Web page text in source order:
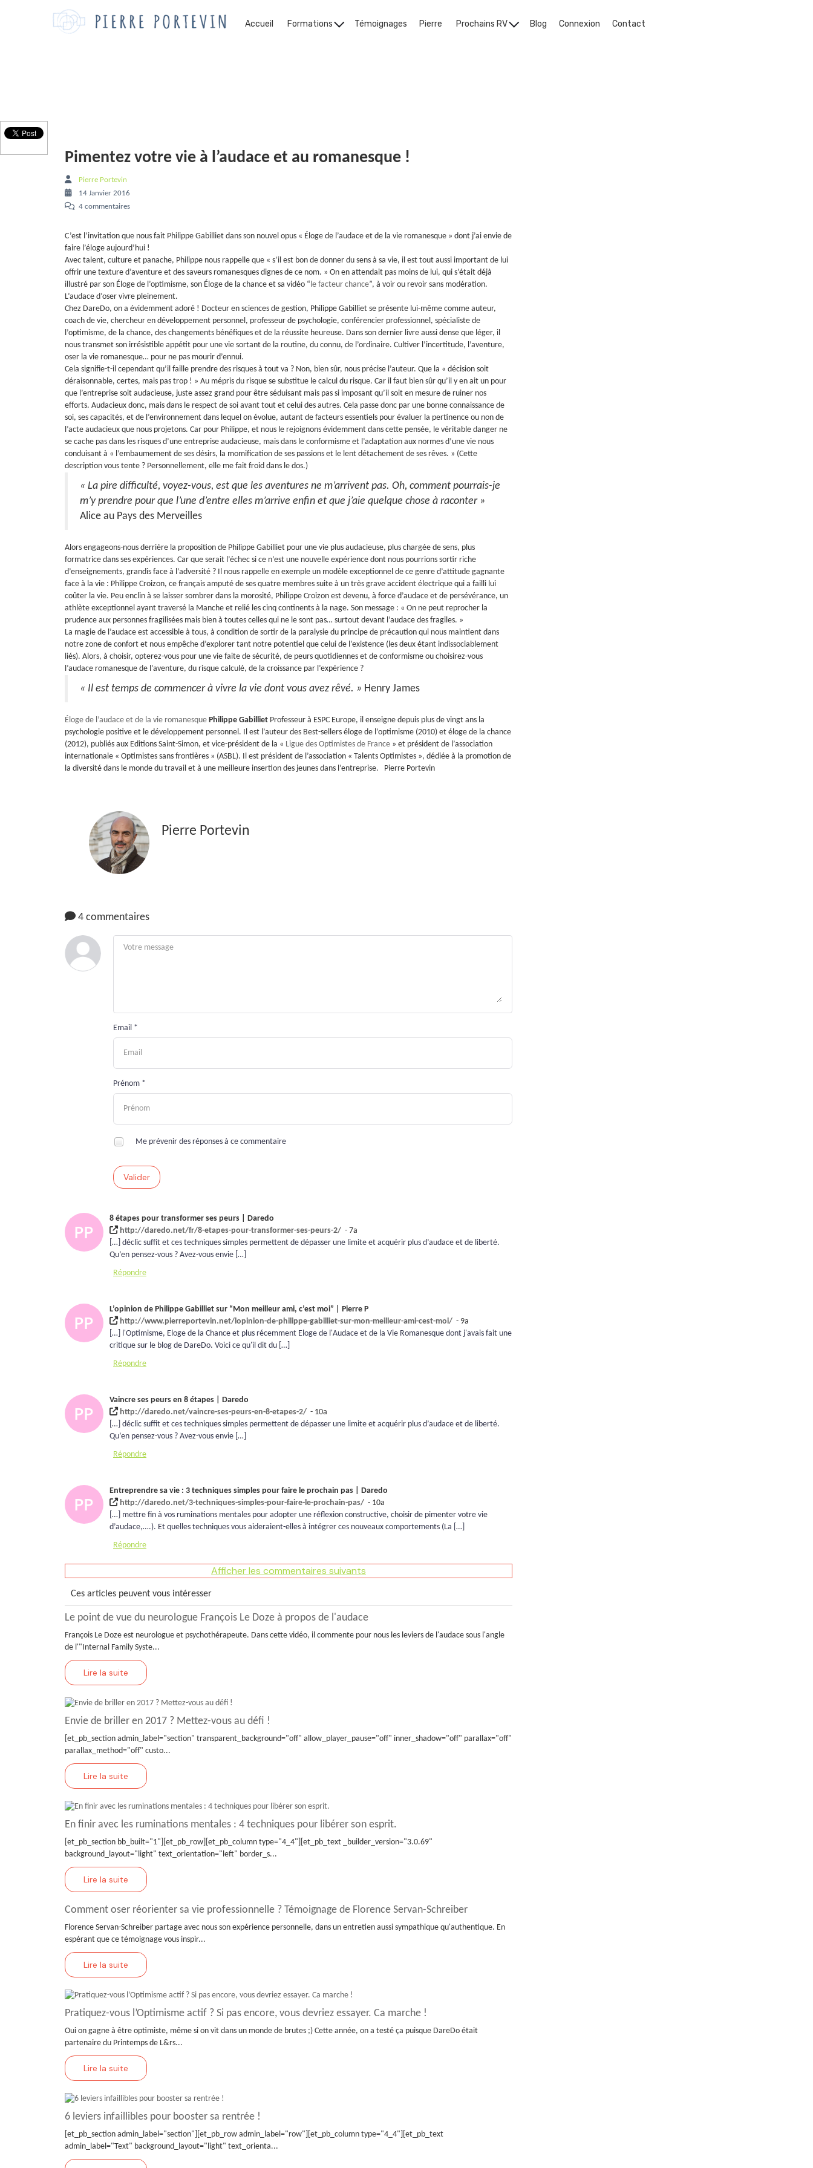
Accueil Formations Témoignages Pierre Prochains RV Blog Connexion Contact
Pimentez votre vie à l’audace et au romanesque !
Pierre Portevin
14 Janvier 2016
4 commentaires
C’est l’invitation que nous fait Philippe Gabilliet dans son nouvel opus « Éloge de l’audace et de la vie romanesque » dont j’ai envie de
faire l’éloge aujourd’hui !
Avec talent, culture et panache, Philippe nous rappelle que « s’il est bon de donner du sens à sa vie, il est tout aussi important de lui
offrir une texture d’aventure et des saveurs romanesques dignes de ce nom. » On en attendait pas moins de lui, qui s’était déjà
illustré par son Éloge de l’optimisme, son Éloge de la chance et sa vidéo “le facteur chance”, à voir ou revoir sans modération.
L’audace d’oser vivre pleinement.
Chez DareDo, on a évidemment adoré ! Docteur en sciences de gestion, Philippe Gabilliet se présente lui-même comme auteur,
coach de vie, chercheur en développement personnel, professeur de psychologie, conférencier professionnel, spécialiste de
l’optimisme, de la chance, des changements bénéfiques et de la réussite heureuse. Dans son dernier livre aussi dense que léger, il
nous transmet son irrésistible appétit pour une vie sortant de la routine, du connu, de l’ordinaire. Cultiver l’incertitude, l’aventure,
oser la vie romanesque… pour ne pas mourir d’ennui.
Cela signifie-t-il cependant qu’il faille prendre des risques à tout va ? Non, bien sûr, nous précise l’auteur. Que la « décision soit
déraisonnable, certes, mais pas trop ! » Au mépris du risque se substitue le calcul du risque. Car il faut bien sûr qu’il y en ait un pour
que l’entreprise soit audacieuse, juste assez grand pour être séduisant mais pas si imposant qu’il soit en mesure de ruiner nos
efforts. Audacieux donc, mais dans le respect de soi avant tout et celui des autres. Cela passe donc par une bonne connaissance de
soi, ses capacités, et de l’environnement dans lequel on évolue, autant de facteurs essentiels pour évaluer la pertinence ou non de
l’acte audacieux que nous projetons. Car pour Philippe, et nous le rejoignons évidemment dans cette pensée, le véritable danger ne
se cache pas dans les risques d’une entreprise audacieuse, mais dans le conformisme et l’adaptation aux normes d’une vie nous
conduisant à « l’embaumement de ses désirs, la momification de ses passions et le lent détachement de ses rêves. » (Cette
description vous tente ? Personnellement, elle me fait froid dans le dos.)
« La pire difficulté, voyez-vous, est que les aventures ne m’arrivent pas. Oh, comment pourrais-je
m’y prendre pour que l’une d’entre elles m’arrive enfin et que j’aie quelque chose à raconter »
Alice au Pays des Merveilles
Alors engageons-nous derrière la proposition de Philippe Gabilliet pour une vie plus audacieuse, plus chargée de sens, plus
formatrice dans ses expériences. Car que serait l’échec si ce n’est une nouvelle expérience dont nous pourrions sortir riche
d’enseignements, grandis face à l’adversité ? Il nous rappelle en exemple un modèle exceptionnel de ce genre d’attitude gagnante
face à la vie : Philippe Croizon, ce français amputé de ses quatre membres suite à un très grave accident électrique qui a failli lui
coûter la vie. Peu enclin à se laisser sombrer dans la morosité, Philippe Croizon est devenu, à force d’audace et de persévérance, un
athlète exceptionnel ayant traversé la Manche et relié les cinq continents à la nage. Son message : « On ne peut reprocher la
prudence aux personnes fragilisées mais bien à toutes celles qui ne le sont pas… surtout devant l’audace des fragiles. »
La magie de l’audace est accessible à tous, à condition de sortir de la paralysie du principe de précaution qui nous maintient dans
notre zone de confort et nous empêche d’explorer tant notre potentiel que celui de l’existence (les deux étant indissociablement
liés). Alors, à choisir, opterez-vous pour une vie faite de sécurité, de peurs quotidiennes et de conformisme ou choisirez-vous
l’audace romanesque de l’aventure, du risque calculé, de la croissance par l’expérience ?
« Il est temps de commencer à vivre la vie dont vous avez rêvé. » Henry James
Éloge de l’audace et de la vie romanesque Philippe Gabilliet Professeur à ESPC Europe, il enseigne depuis plus de vingt ans la
psychologie positive et le développement personnel. Il est l’auteur des Best-sellers éloge de l’optimisme (2010) et éloge de la chance
(2012), publiés aux Editions Saint-Simon, et vice-président de la « Ligue des Optimistes de France » et président de l’association
internationale « Optimistes sans frontières » (ASBL). Il est président de l’association « Talents Optimistes », dédiée à la promotion de
la diversité dans le monde du travail et à une meilleure insertion des jeunes dans l’entreprise. Pierre Portevin
Pierre Portevin
4 commentaires
Email *
Prénom *
Me prévenir des réponses à ce commentaire
Valider
8 étapes pour transformer ses peurs | Daredo
http://daredo.net/fr/8-etapes-pour-transformer-ses-peurs-2/ - 7a
[…] déclic suffit et ces techniques simples permettent de dépasser une limite et acquérir plus d’audace et de liberté.
Qu’en pensez-vous ? Avez-vous envie […]
Répondre
L’opinion de Philippe Gabilliet sur “Mon meilleur ami, c’est moi” | Pierre P
http://www.pierreportevin.net/lopinion-de-philippe-gabilliet-sur-mon-meilleur-ami-cest-moi/ - 9a
[…] l'Optimisme, Eloge de la Chance et plus récemment Eloge de l'Audace et de la Vie Romanesque dont j'avais fait une
critique sur le blog de DareDo. Voici ce qu'il dit du […]
Répondre
Vaincre ses peurs en 8 étapes | Daredo
http://daredo.net/vaincre-ses-peurs-en-8-etapes-2/ - 10a
[…] déclic suffit et ces techniques simples permettent de dépasser une limite et acquérir plus d’audace et de liberté.
Qu’en pensez-vous ? Avez-vous envie […]
Répondre
Entreprendre sa vie : 3 techniques simples pour faire le prochain pas | Daredo
http://daredo.net/3-techniques-simples-pour-faire-le-prochain-pas/ - 10a
[…] mettre fin à vos ruminations mentales pour adopter une réflexion constructive, choisir de pimenter votre vie
d’audace,….). Et quelles techniques vous aideraient-elles à intégrer ces nouveaux comportements (La […]
Répondre
Afficher les commentaires suivants
Ces articles peuvent vous intéresser
Le point de vue du neurologue François Le Doze à propos de l'audace
François Le Doze est neurologue et psychothérapeute. Dans cette vidéo, il commente pour nous les leviers de l'audace sous l'angle
de l'"Internal Family Syste...
Lire la suite
Envie de briller en 2017 ? Mettez-vous au défi !
[et_pb_section admin_label="section" transparent_background="off" allow_player_pause="off" inner_shadow="off" parallax="off"
parallax_method="off" custo...
Lire la suite
En finir avec les ruminations mentales : 4 techniques pour libérer son esprit.
[et_pb_section bb_built="1"][et_pb_row][et_pb_column type="4_4"][et_pb_text _builder_version="3.0.69"
background_layout="light" text_orientation="left" border_s...
Lire la suite
Comment oser réorienter sa vie professionnelle ? Témoignage de Florence Servan-Schreiber
Florence Servan-Schreiber partage avec nous son expérience personnelle, dans un entretien aussi sympathique qu'authentique. En
espérant que ce témoignage vous inspir...
Lire la suite
Pratiquez-vous l’Optimisme actif ? Si pas encore, vous devriez essayer. Ca marche !
Oui on gagne à être optimiste, même si on vit dans un monde de brutes ;) Cette année, on a testé ça puisque DareDo était
partenaire du Printemps de L&rs...
Lire la suite
6 leviers infaillibles pour booster sa rentrée !
[et_pb_section admin_label="section"][et_pb_row admin_label="row"][et_pb_column type="4_4"][et_pb_text
admin_label="Text" background_layout="light" text_orienta...